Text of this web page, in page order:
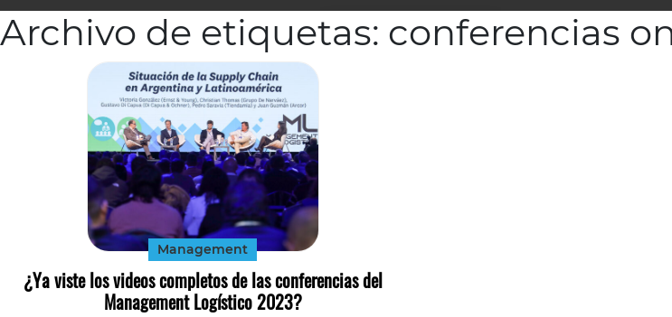
Abastecimiento y compras
Calendario Editorial
Ediciones
Archivo de etiquetas: conferencias
Management
¿Ya viste los videos completos de las conferencias del
Management Logístico 2023?